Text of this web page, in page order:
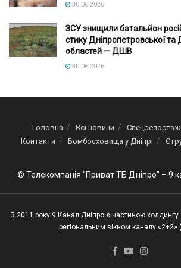
30.06.2026
ЗСУ знищили батальйон
стику Дніпропетровської та
областей — ДШВ
30.06.2026
Головна Всі новини Спецрепортаж
Контакти
Бомбосховища у Дніпрі
© Телекомпанія "Приват ТБ Дніпро" – 9
З 2011 року 9 Канал Дніпро є частиною холдингу
регіональним вікном каналу «2+2»